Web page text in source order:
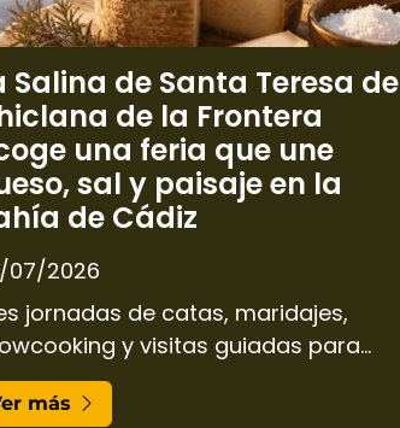
Salina de Santa Teresa de
de la Frontera
una feria que une
sal y paisaje en la
de Cádiz
07/2026
jornadas de catas, maridajes,
y visitas guiadas para
el patrimonio quesero
en un enclave natural único.
más